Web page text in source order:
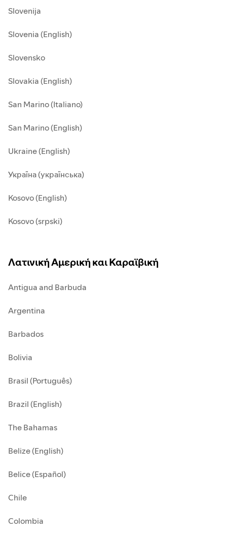
Slovenija
Slovenia (English)
Slovensko
Slovakia (English)
San Marino (Italiano)
San Marino (English)
Ukraine (English)
Україна (українська)
Kosovo (English)
Kosovo (srpski)
Λατινική Αμερική και Καραϊβική
Antigua and Barbuda
Argentina
Barbados
Bolivia
Brasil (Português)
Brazil (English)
The Bahamas
Belize (English)
Belice (Español)
Chile
Colombia